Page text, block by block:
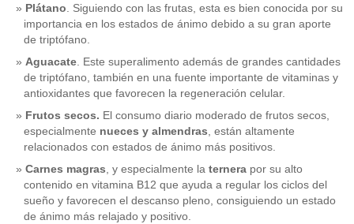
Plátano. Siguiendo con las frutas, esta es bien conocida por su
importancia en los estados de ánimo debido a su gran aporte
de triptófano.
Aguacate. Este superalimento además de grandes cantidades
de triptófano, también en una fuente importante de vitaminas y
antioxidantes que favorecen la regeneración celular.
Frutos secos. El consumo diario moderado de frutos secos,
especialmente nueces y almendras, están altamente
relacionados con estados de ánimo más positivos.
Carnes magras, y especialmente la ternera por su alto
contenido en vitamina B12 que ayuda a regular los ciclos del
sueño y favorecen el descanso pleno, consiguiendo un estado
de ánimo más relajado y positivo.